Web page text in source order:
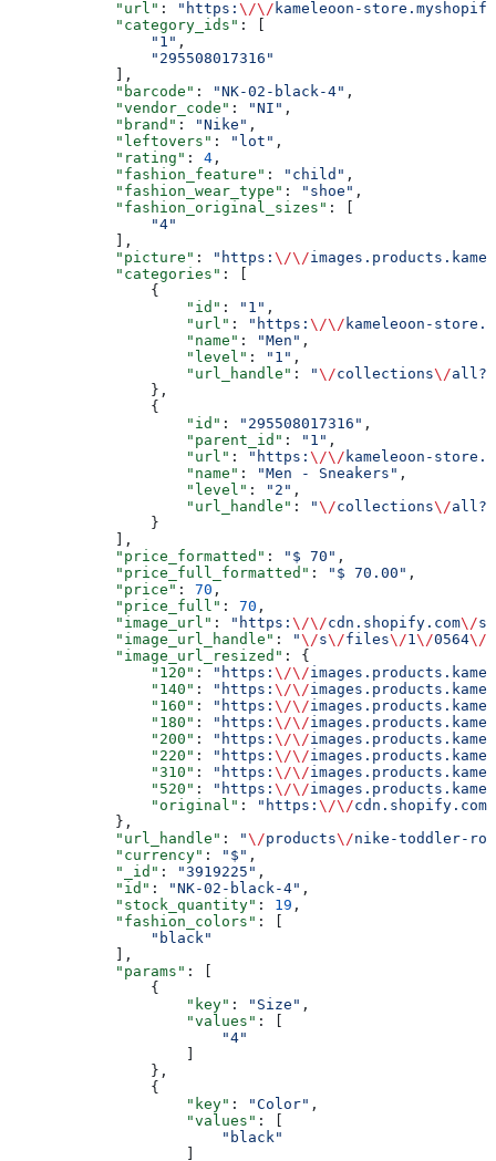
            "url"
: "https: \/\/ kameleoon-
            "category_ids"
: [
                "1"
,
                "295508017316"
            ],
            "barcode"
: "NK-02-black-4" ,
            "vendor_code"
: "NI" ,
            "brand"
: "Nike" ,
            "leftovers"
: "lot" ,
            "rating"
: 4 ,
            "fashion_feature"
: "child" ,
            "fashion_wear_type"
: "shoe" ,
            "fashion_original_sizes"
: [
                "4"
            ],
            "picture"
: "https: \/\/
            "categories"
: [
                {
                    "id"
: "1" ,
                    "url"
: "https: \/\/ kameleoon-
                    "name"
: "Men" ,
                    "level"
: "1" ,
                    "url_handle"
: "\/collections\/
                },
                {
                    "id"
: "295508017316" ,
                    "parent_id"
: "1" ,
                    "url"
: "https: \/\/ kameleoon-
                    "name"
: "Men - Sneakers" ,
                    "level"
: "2" ,
                    "url_handle"
: "\/collections\/
                }
            ],
            "price_formatted"
: "$ 70" ,
            "price_full_formatted"
: "$ 70.00" ,
            "price"
: 70 ,
            "price_full"
: 70 ,
            "image_url"
: "https: \/\/cdn.shopify.com\/s
            "image_url_handle"
: "\/s\/files\/1\/0564\/
            "image_url_resized"
: {
                "120"
: "https: \/\/
                "140"
: "https: \/\/
                "160"
: "https: \/\/
                "180"
: "https: \/\/
                "200"
: "https: \/\/
                "220"
: "https: \/\/
                "310"
: "https: \/\/
                "520"
: "https: \/\/
                "original"
: "https: \/\/cdn.shopify.com
            },
            "url_handle"
: "\/products\/nike-toddler-
            "currency"
: "$" ,
            "_id"
: "3919225" ,
            "id"
: "NK-02-black-4" ,
            "stock_quantity"
: 19 ,
            "fashion_colors"
: [
                "black"
            ],
            "params"
: [
                {
                    "key"
: "Size" ,
                    "values"
: [
                        "4"
                },
                {
                    "key"
: "Color" ,
                    "values"
: [
                        "black"